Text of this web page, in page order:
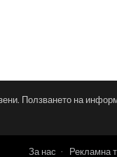
Ползването на
За нас Рекламна